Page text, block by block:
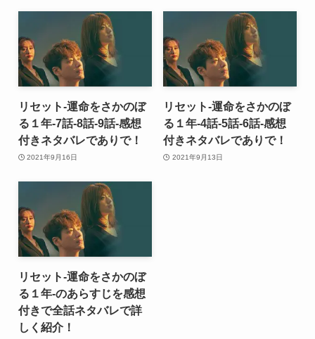
リセット-運命をさかのぼ
る１年-7話-8話-9話-感想
付きネタバレでありで！
2021年9月16日
リセット-運命をさかのぼ
る１年-4話-5話-6話-感想
付きネタバレでありで！
2021年9月13日
リセット-運命をさかのぼ
る１年-のあらすじを感想
付きで全話ネタバレで詳
しく紹介！